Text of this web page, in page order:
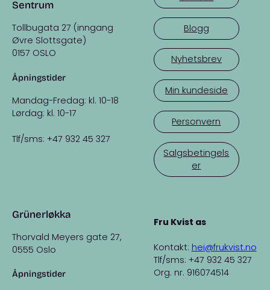
Sentrum
Tollbugata 27 (inngang
Øvre Slottsgate)
0157 OSLO
Åpningstider
Mandag-Fredag: kl. 10-18
Lørdag: kl. 10-17
Tlf/sms: +47 932 45 327
Grünerløkka
Thorvald Meyers gate 27,
0555 Oslo
Åpningstider
Blogg
Nyhetsbrev
Min kundeside
Personvern
Salgsbetingels
er
Fru Kvist as
Kontakt: hei@frukvist.no
Tlf/sms: +47 932 45 327
Org. nr. 916074514